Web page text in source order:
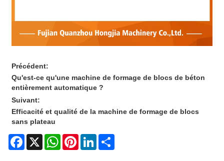
Précédent:
Qu'est-ce qu'une machine de formage de blocs de béton
entièrement automatique ?
Suivant:
Efficacité et qualité de la machine de formage de blocs
sans plateau
Facebook
X WhatsAppPinterestLinkedIn